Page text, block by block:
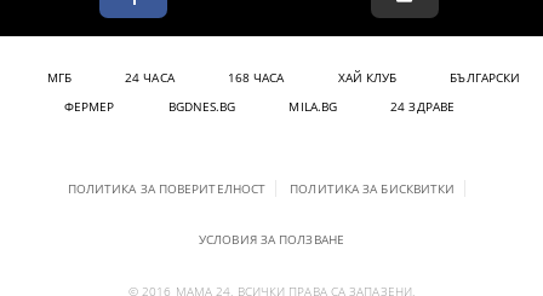
МГБ 24 ЧАСА 168 ЧАСА ХАЙ КЛУБ
БЪЛГАРСКИ
ФЕРМЕР
BGDNES.BG MILA.BG 24 ЗДРАВЕ
ПОЛИТИКА ЗА ПОВЕРИТЕЛНОСТ ПОЛИТИКА ЗА БИСКВИТКИ
УСЛОВИЯ ЗА ПОЛЗВАНЕ
© 2016 МАМА 24. ВСИЧКИ ПРАВА СА ЗАПАЗЕНИ.